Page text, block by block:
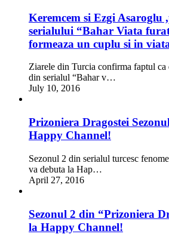
Keremcem si Ezgi Asaroglu
serialului “Bahar Viata
formeaza un cuplu si in
Ziarele din Turcia confirma faptul
din serialul “Bahar v…
July 10, 2016
Prizoniera Dragostei
Happy Channel!
Sezonul 2 din serialul turcesc
va debuta la Hap…
April 27, 2016
Sezonul 2 din “Prizoniera
la Happy Channel!